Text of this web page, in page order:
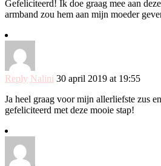
Gefeliciteerd! Ik doe graag mee aan
armband zou hem aan mijn moeder
Reply Nalini 30 april 2019 at 19:55
Ja heel graag voor mijn allerliefste zus
gefeliciteerd met deze mooie stap!